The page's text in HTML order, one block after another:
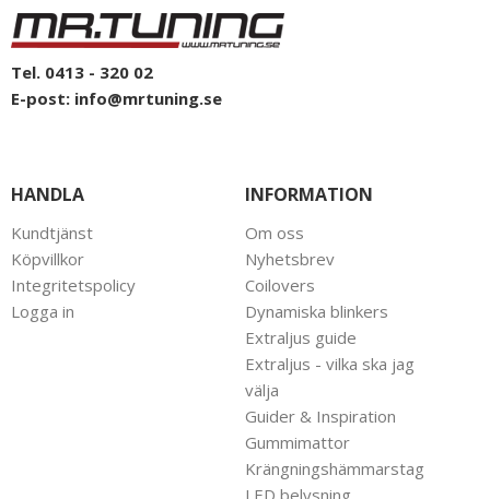
Tel. 0413 - 320 02
E-post: info@mrtuning.se
HANDLA
Kundtjänst
Köpvillkor
Integritetspolicy
Logga in
INFORMATION
Om oss
Nyhetsbrev
Coilovers
Dynamiska blinkers
Extraljus guide
Extraljus - vilka ska jag
välja
Guider & Inspiration
Gummimattor
Krängningshämmarstag
LED belysning